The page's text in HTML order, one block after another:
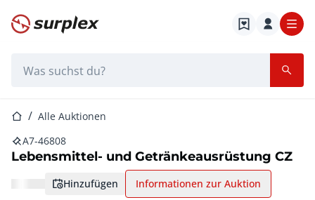
Startseite
StartseiteAlle Auktionen
A7-46808
Lebensmittel- und Getränkeausrüstung CZ
hinzufügen Informationen zur Auktion